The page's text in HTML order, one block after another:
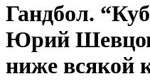
Гандбол.
Юрий
ниже всякой